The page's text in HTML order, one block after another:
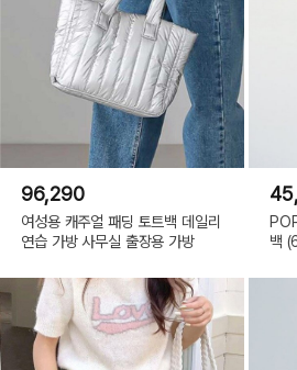
96,290
여성용 캐주얼 패딩 토트백 데일리
연습 가방 사무실 출장용 가방
백